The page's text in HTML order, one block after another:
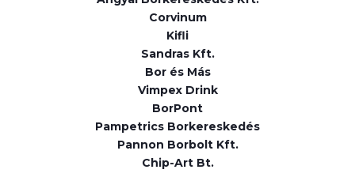
Corvinum
Kifli
Sandras Kft.
Bor és Más
Vimpex Drink
BorPont
Pampetrics Borkereskedés
Pannon Borbolt Kft.
Chip-Art Bt.